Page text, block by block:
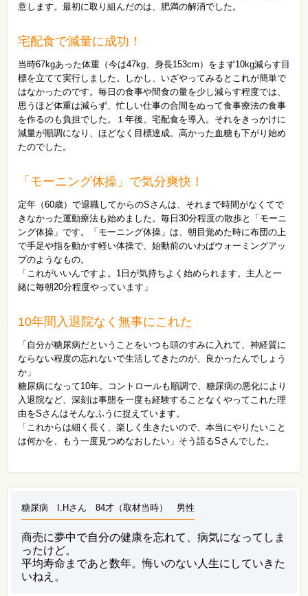
意します。最初に取り組んだのは、肥満の解消でした。
宅配食で減量に成功！
当時67kgあった体重（今は47kg、身長153cm）をまず10kg減らす目
標を立てて実行しました。しかし、いざやってみるとこれが簡単で
はなかったのです。毎日の食事や間食の量を少し減らす程度では、
思うほど体重は減らず、忙しい仕事の合間をぬって食事療法の食事
を作るのも負担でした。１年後、宅配食を導入。それをきっかけに
減量が順調になり、ほどなく目標達成。高かった血糖も下がり始め
たのでした。
「モーニング体操」で気分爽快！
定年（60歳）で退職してからのSさんは、それまで時間がなくてで
きなかった運動療法も始めました。毎日30分程度の散歩と「モーニ
ング体操」です。「モーニング体操」は、朝目覚めた時に布団の上
で手足や指を動かす軽い体操で、始動前のいわばウォーミングアッ
プのようなもの。
「これがいいんですよ。1日が気持ちよく始められます。主人と一
緒に毎朝20分程度やっています」
10年間入退院なく無事にこれた
「自分が糖尿病だということをいつも頭のすみに入れて、神経質に
ならない程度の忘れないで生活してきたのが、良かったんでしょう
か」
糖尿病になって10年。コントロールも順調で、糖尿病の悪化により
入退院など、深刻は事態を一度も経験することなくやってこれた理
由をSさんはそんなふうに捉えています。
「これからは細く長く、楽しく生きたいので、本当にやりたいこと
は何かを、もう一度見つめなおしたい」そう語るSさんでした。
糖尿病 I.Hさん 84才（取材当時） 男性
商売に夢中で自分の健康を忘れて、病気になってしま
ったけど。
平均寿命まであと数年。悔いのない人生にしていきた
いねえ。